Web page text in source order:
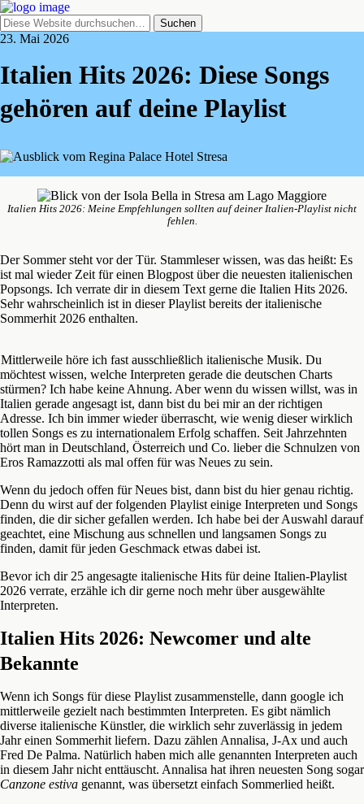
23. Mai 2026
Italien Hits 2026: Diese Songs
gehören auf deine Playlist
Italien Hits 2026: Meine Empfehlungen sollten auf deiner Italien-Playlist nicht
fehlen.
Der Sommer steht vor der Tür. Stammleser wissen, was das heißt: Es
ist mal wieder Zeit für einen Blogpost über die neuesten italienischen
Popsongs. Ich verrate dir in diesem Text gerne die Italien Hits 2026.
Sehr wahrscheinlich ist in dieser Playlist bereits der italienische
Sommerhit 2026 enthalten.
Mittlerweile höre ich fast ausschließlich italienische Musik. Du
möchtest wissen, welche Interpreten gerade die deutschen Charts
stürmen? Ich habe keine Ahnung. Aber wenn du wissen willst, was in
Italien gerade angesagt ist, dann bist du bei mir an der richtigen
Adresse. Ich bin immer wieder überrascht, wie wenig dieser wirklich
tollen Songs es zu internationalem Erfolg schaffen. Seit Jahrzehnten
hört man in Deutschland, Österreich und Co. lieber die Schnulzen von
Eros Ramazzotti als mal offen für was Neues zu sein.
Wenn du jedoch offen für Neues bist, dann bist du hier genau richtig.
Denn du wirst auf der folgenden Playlist einige Interpreten und Songs
finden, die dir sicher gefallen werden. Ich habe bei der Auswahl darauf
geachtet, eine Mischung aus schnellen und langsamen Songs zu
finden, damit für jeden Geschmack etwas dabei ist.
Bevor ich dir 25 angesagte italienische Hits für deine Italien-Playlist
2026 verrate, erzähle ich dir gerne noch mehr über ausgewählte
Interpreten.
Italien Hits 2026: Newcomer und alte
Bekannte
Wenn ich Songs für diese Playlist zusammenstelle, dann google ich
mittlerweile gezielt nach bestimmten Interpreten. Es gibt nämlich
diverse italienische Künstler, die wirklich sehr zuverlässig in jedem
Jahr einen Sommerhit liefern. Dazu zählen Annalisa, J-Ax und auch
Fred De Palma. Natürlich haben mich alle genannten Interpreten auch
in diesem Jahr nicht enttäuscht. Annalisa hat ihren neuesten Song sogar
Canzone estiva genannt, was übersetzt einfach Sommerlied heißt.